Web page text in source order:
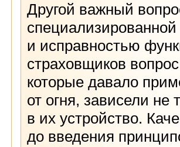
Другой важный
специализированной
и исправностью
страховщиков
которые давало
от огня, зависели
в их устройство.
до введения